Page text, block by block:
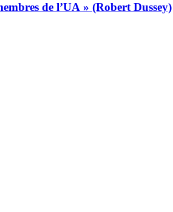
de l’UA » (Robert Dussey)